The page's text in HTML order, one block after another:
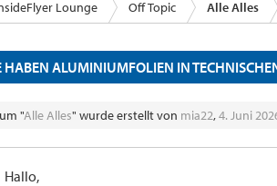
Lounge Off Topic Alle Alles
HABEN ALUMINIUMFOLIEN IN
"Alle Alles" wurde erstellt von mia22,4. Juni
Hallo,